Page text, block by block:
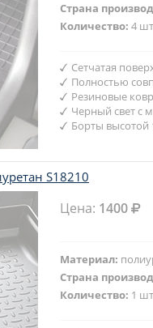
Страна
Количество:4
Сетчатая
Полностью
Резиновые
Черный свет с
Борты
S18210
Цена: 1400
Материал:
Страна
Количество: 1